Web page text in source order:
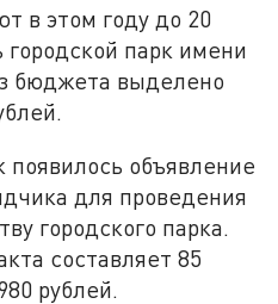
в этом году до 20
городской парк имени
бюджета выделено
появилось объявление
для проведения
городского парка.
составляет 85
рублей.